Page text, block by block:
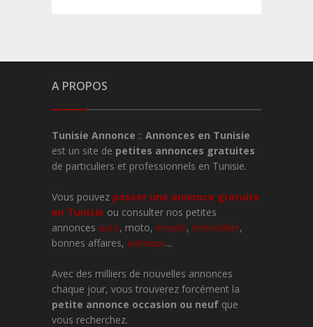
A PROPOS
Tunisie Annonce :: Annonces en Tunisie
est un site de petites annonces gratuites
de particuliers et professionnels en Tunisie.
Vous pouvez passer une annonce gratuite
en Tunisie ou consulter nos petites
annonces auto, moto, emploi, immobilier,
bonnes affaires, animaux...
Avec des milliers de nouvelles annonces
chaque jour, vous trouverez forcément la
petite annonce occasion ou neuf que
vous recherchez.